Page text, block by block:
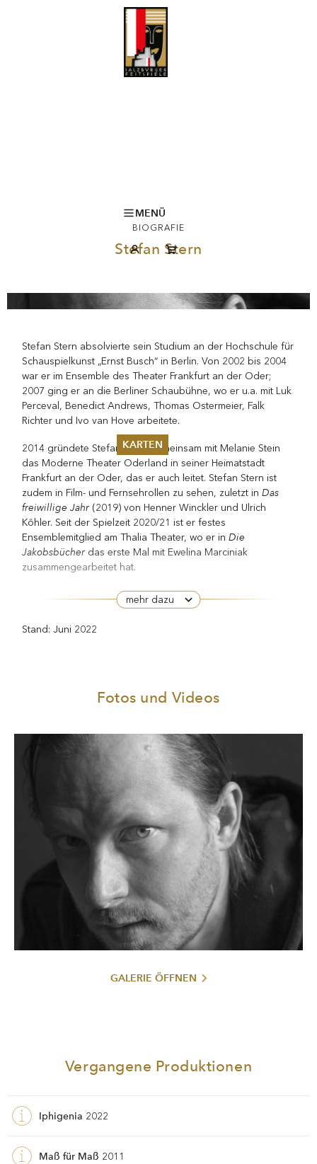
MENÜ
KARTEN
Sommer 2026
Pfingsten 2026
Abonnements
Karteninformation
Gutscheine
BIOGRAFIE
Stefan Stern
Stefan Stern absolvierte sein Studium an der Hochschule für
Schauspielkunst „Ernst Busch“ in Berlin. Von 2002 bis 2004
war er im Ensemble des Theater Frankfurt an der Oder;
2007 ging er an die Berliner Schaubühne, wo er u.a. mit Luk
Perceval, Benedict Andrews, Thomas Ostermeier, Falk
Richter und Ivo van Hove arbeitete.
2014 gründete Stefan Stern gemeinsam mit Melanie Stein
das Moderne Theater Oderland in seiner Heimatstadt
Frankfurt an der Oder, das er auch leitet. Stefan Stern ist
zudem in Film- und Fernsehrollen zu sehen, zuletzt inDas
freiwillige Jahr (2019) von Henner Winckler und Ulrich
Köhler. Seit der Spielzeit 2020/21 ist er festes
Ensemblemitglied am Thalia Theater, wo er inDie
Jakobsbücher das erste Mal mit Ewelina Marciniak
zusammengearbeitet hat.
mehr dazu
Stand: Juni 2022
Fotos und Videos
GALERIE ÖFFNEN
Vergangene Produktionen
Iphigenia 2022
Maß für Maß 2011